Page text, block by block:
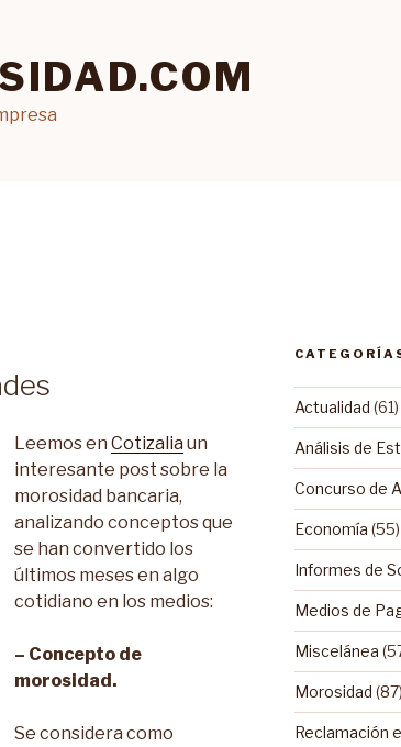
Leemos en Cotizalia un
interesante post sobre la
morosidad bancaria,
analizando conceptos que
se han convertido los
últimos meses en algo
cotidiano en los medios:
– Concepto de
morosidad.
Se considera como
Actualidad (61)
Análisis de
Concurso de
Economía (55)
Informes de
Medios de
Miscelánea
Morosidad (87)
Reclamación